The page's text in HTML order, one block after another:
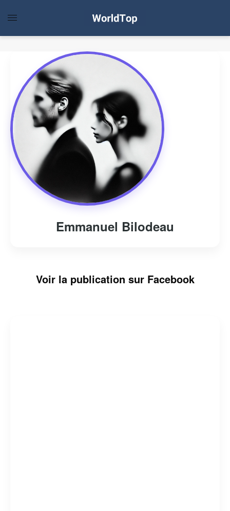
Emmanuel Bilodeau
Voir la publication sur Facebook